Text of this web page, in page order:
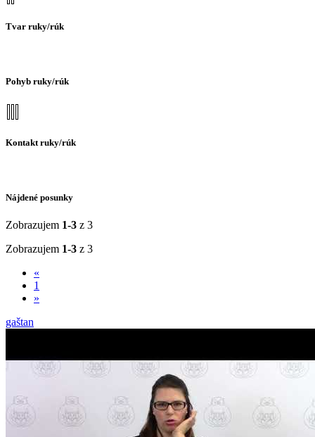
Tvar ruky/rúk
Pohyb ruky/rúk
Kontakt ruky/rúk
Nájdené posunky
Zobrazujem 1-3 z 3
Zobrazujem 1-3 z 3
«
1
»
gaštan